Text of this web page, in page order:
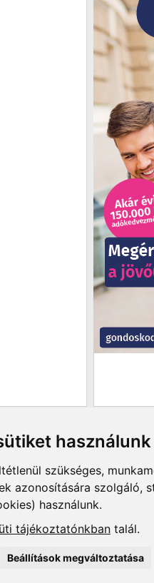
használunk
szükséges,
azonosítására szolgáló,
használunk.
tájékoztatónkban talál.
Beállítások megváltoztatása
feltételek-Szerződési feltételek